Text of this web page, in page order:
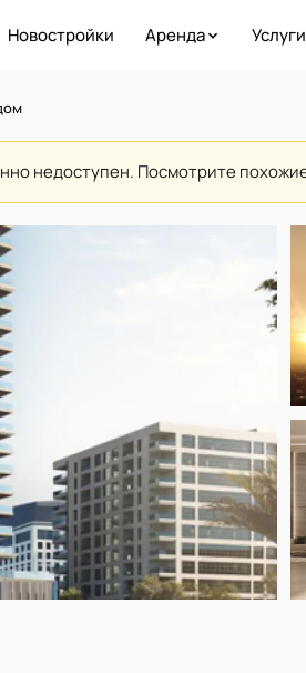
Новостройки Аренда Услуги
недоступен. Посмотрите